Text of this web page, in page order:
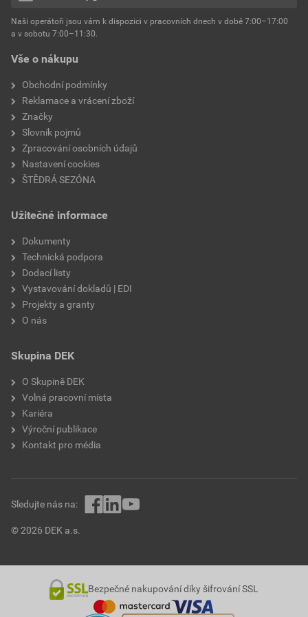
Environmentální prohlášení výrobku
Stáhnout
Velikost
hmotnost 25 kg
typ výrobku
faktor difuzního odporu
Vše o nákupu
Obchodní podmínky
Reklamace a vrácení zboží
Značky
Slovník pojmů
Zpracování osobních údajů
Nastavení cookies
ŠTĚDRÁ SEZÓNA
Užitečné informace
Dokumenty
Technická podpora
Dodací listy
Vystavování dokladů | EDI
Projekty a granty
O nás
Skupina DEK
O Skupině DEK
Volná pracovní místa
Kariéra
Výroční publikace
Kontakt pro média
Naši operátoři jsou vám k dispozici v pracovních dnech v době 7:00–17:00
a v sobotu 7:00–11:30.
© 2026 DEK a.s.
Sledujte nás na:
Bezpečné nakupování díky šifrování SSL